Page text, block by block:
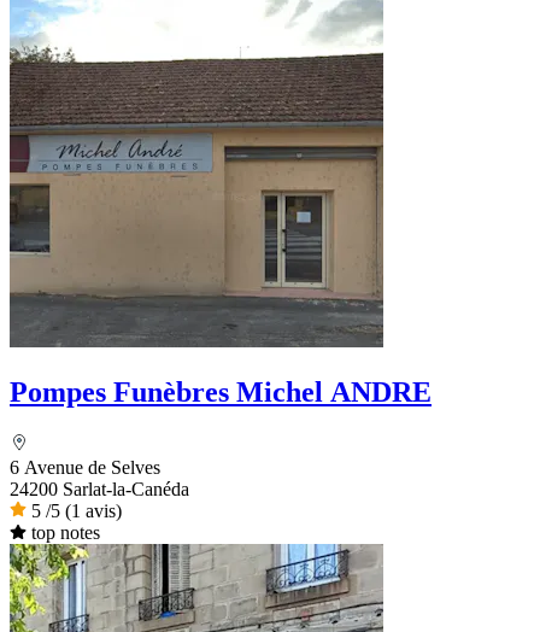
Pompes Funèbres Michel ANDRE
6 Avenue de Selves
24200 Sarlat-la-Canéda
5 /5 (1 avis)
top notes